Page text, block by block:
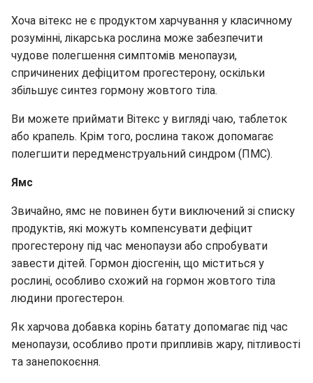
Хоча вітекс не є продуктом харчування у класичному
розумінні, лікарська рослина може забезпечити
чудове полегшення симптомів менопаузи,
спричинених дефіцитом прогестерону, оскільки
збільшує синтез гормону жовтого тіла.
Ви можете приймати Вітекс у вигляді чаю, таблеток
або крапель. Крім того, рослина також допомагає
полегшити передменструальний синдром (ПМС).
Ямс
Звичайно, ямс не повинен бути виключений зі списку
продуктів, які можуть компенсувати дефіцит
прогестерону під час менопаузи або спробувати
завести дітей. Гормон діосгенін, що міститься у
рослині, особливо схожий на гормон жовтого тіла
людини прогестерон.
Як харчова добавка корінь батату допомагає під час
менопаузи, особливо проти припливів жару, пітливості
та занепокоєння.